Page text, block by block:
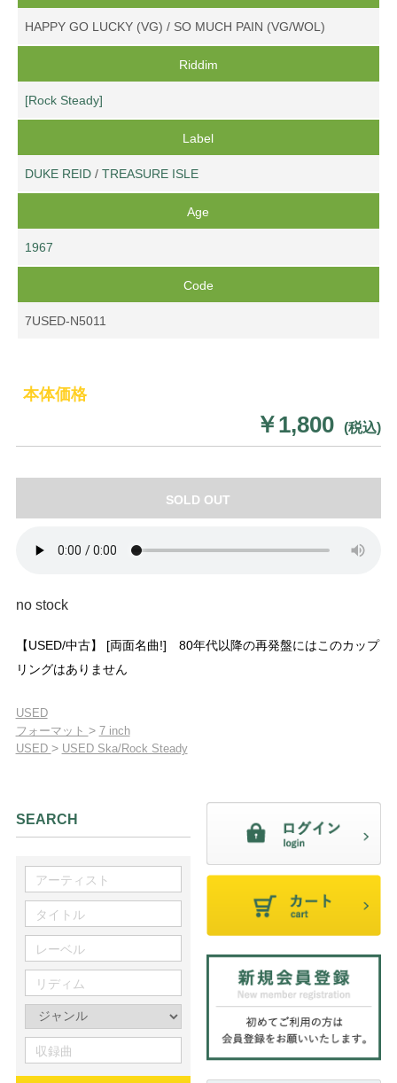
HAPPY GO LUCKY (VG) / SO MUCH PAIN (VG/WOL)
Riddim
[Rock Steady]
Label
DUKE REID /TREASURE ISLE
Age
1967
Code
7USED-N5011
本体価格
￥1,800 (税込)
SOLD OUT
no stock
【USED/中古】 [両面名曲!] 80年代以降の再発盤にはこのカップ
リングはありません
USED
フォーマット > 7 inch
USED > USED Ska/Rock Steady
SEARCH